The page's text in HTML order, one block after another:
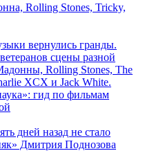
Rolling Stones, Tricky,
вернулись гранды.
сцены разной
Rolling Stones, The
XCX и Jack White.
гид по фильмам
дней назад не стало
Дмитрия Поднозова